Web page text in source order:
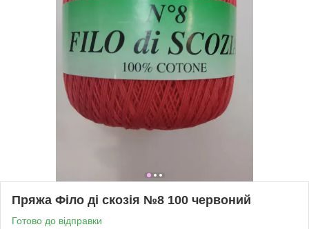
Пряжа Філо ді скозія №8 100 червоний
Готово до відправки